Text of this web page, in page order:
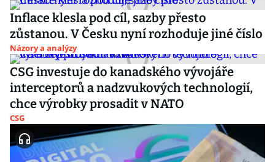
Inflace klesla pod cíl, sazby přesto
zůstanou. V Česku nyní rozhoduje jiné číslo
Názory a analýzy
CSG investuje do kanadského vývojáře
interceptorů a nadzvukových technologií,
chce výrobky prosadit v NATO
CSG